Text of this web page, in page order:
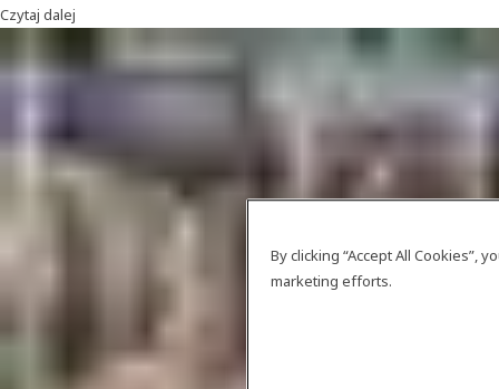
Czytaj dalej
By clicking “Accept All Cookies”,
marketing efforts.